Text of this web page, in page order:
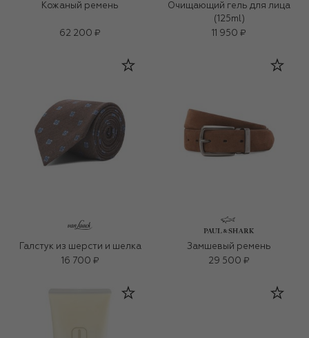
Кожаный ремень
62 200 ₽
Очищающий гель для лица
(125ml)
11 950 ₽
Галстук из шерсти и шелка
16 700 ₽
Замшевый ремень
29 500 ₽